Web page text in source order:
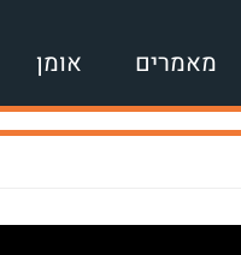
מאמרים אומן